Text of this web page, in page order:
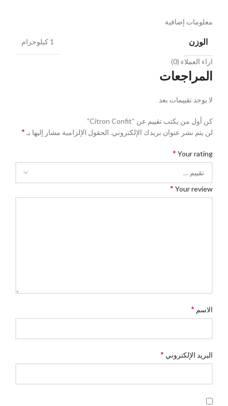
معلومات إضافية
الوزن 1 كيلوجرام
اراء العملاء (0)
المراجعات
لا يوجد تقييمات بعد
كن أول من يكتب تقييم عن “Citron Confit”
لن يتم نشر عنوان بريدك الإلكتروني. الحقول الإلزامية مشار إليها بـ *
Your rating
*
Your review
*
الاسم *
البريد الإلكتروني *